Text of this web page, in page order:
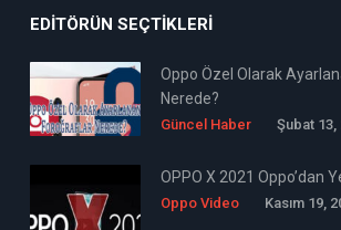
EDITÖRÜN SEÇTIKLERI
Oppo Özel Olarak
Nerede?
Güncel Haber Şubat 13,
OPPO X 2021 Oppo’dan
Oppo Video Kasım 19,